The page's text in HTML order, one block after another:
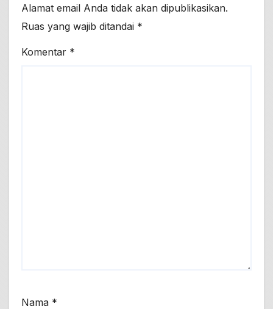
Alamat email Anda tidak akan dipublikasikan.
Ruas yang wajib ditandai *
Komentar *
Nama *